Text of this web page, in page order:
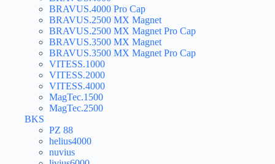
BRAVUS.4000 Pro Cap
BRAVUS.2500 MX Magnet
BRAVUS.2500 MX Magnet Pro Cap
BRAVUS.3500 MX Magnet
BRAVUS.3500 MX Magnet Pro Cap
VITESS.1000
VITESS.2000
VITESS.4000
MagTec.1500
MagTec.2500
BKS
PZ 88
helius4000
nuvius